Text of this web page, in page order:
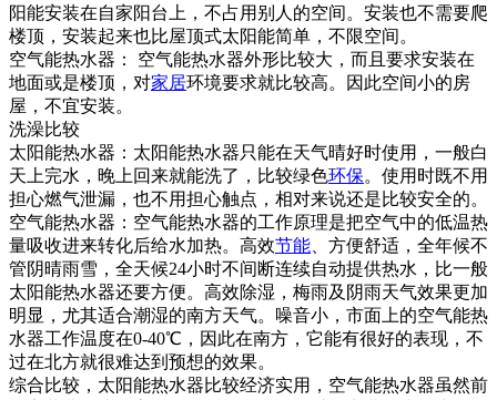
阳能安装在自家阳台上，不占用别人的空间。安装也不需要爬
楼顶，安装起来也比屋顶式太阳能简单，不限空间。
空气能热水器： 空气能热水器外形比较大，而且要求安装在
地面或是楼顶，对家居环境要求就比较高。因此空间小的房
屋，不宜安装。
洗澡比较
太阳能热水器：太阳能热水器只能在天气晴好时使用，一般白
天上完水，晚上回来就能洗了，比较绿色环保。使用时既不用
担心燃气泄漏，也不用担心触点，相对来说还是比较安全的。
空气能热水器：空气能热水器的工作原理是把空气中的低温热
量吸收进来转化后给水加热。高效节能 、方便舒适，全年候不
管阴晴雨雪，全天候24小时不间断连续自动提供热水，比一般
太阳能热水器还要方便。高效除湿，梅雨及阴雨天气效果更加
明显，尤其适合潮湿的南方天气。噪音小，市面上的空气能热
水器工作温度在0-40℃，因此在南方，它能有很好的表现，不
过在北方就很难达到预想的效果。
综合比较，太阳能热水器比较经济实用，空气能热水器虽然前